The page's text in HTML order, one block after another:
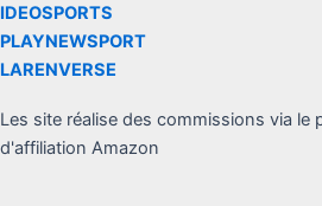
IDEOSPORTS
PLAYNEWSPORT
LARENVERSE
Les site réalise des commissions via le
d'affiliation Amazon